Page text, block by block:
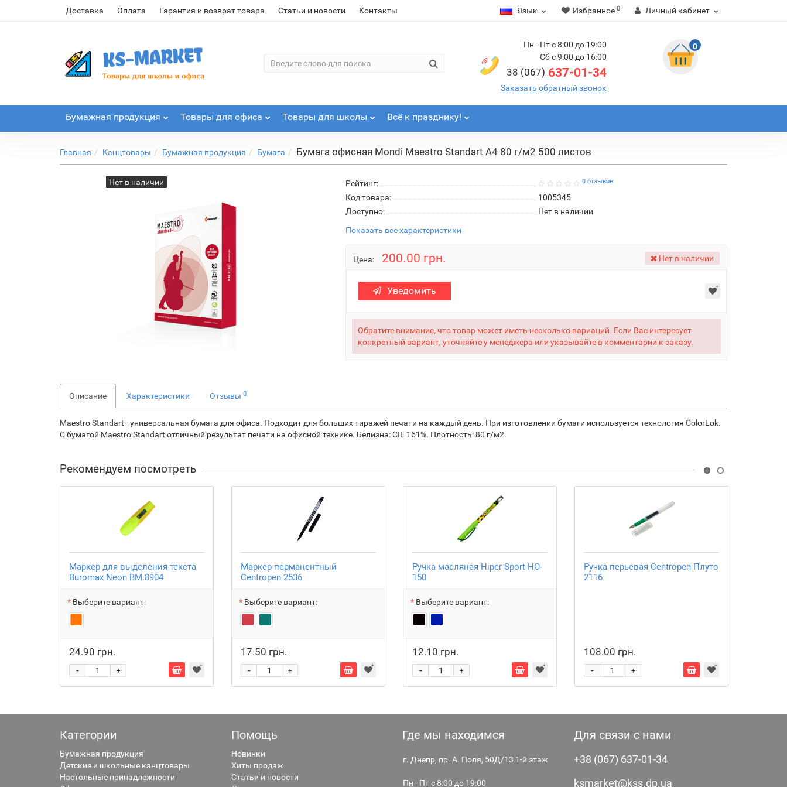
Доставка Оплата Гарантия и возврат товара Статьи и новости Контакты Язык Избранное 0 Личный кабинет
Пн - Пт с 8:00 до 19:00
Сб с 9:00 до 16:00
38 (067) 637-01-34
Заказать обратный звонок
0
Бумажная продукция Товары для офиса Товары для школы Всё к празднику!
Главная Канцтовары Бумажная продукция Бумага Бумага офисная Mondi Maestro Standart А4 80 г/м2 500 листов
Нет в наличии Рейтинг: 0 отзывов
Код товара:
1005345
Доступно:
Нет в наличии
Показать все характеристики
Цена: 200.00 грн. Нет в наличии
Уведомить
Обратите внимание, что товар может иметь несколько вариаций. Если Вас интересует
конкретный вариант, уточняйте у менеджера или указывайте в комментарии к заказу.
Описание Характеристики Отзывы 0
Maestro Standart - универсальная бумага для офиса. Подходит для больших тиражей печати на каждый день. При изготовлении бумаги используется технология ColorLok.
С бумагой Maestro Standart отличный результат печати на офисной технике. Белизна: CIE 161%. Плотность: 80 г/м2.
Рекомендуем посмотреть
Маркер для выделения текста
Buromax Neon BM.8904
Выберите вариант:
24.90 грн.
+
-
Маркер перманентный
Centropen 2536
Выберите вариант:
17.50 грн.
+
-
Ручка масляная Hiper Sport HO-
150
Выберите вариант:
12.10 грн.
+
-
Ручка перьевая Centropen Плуто
2116
108.00 грн.
+
-
Категории
Бумажная продукция
Детские и школьные канцтовары
Настольные принадлежности
Помощь
Новинки
Хиты продаж
Статьи и новости
Где мы находимся
г. Днепр, пр. А. Поля, 50Д/13 1-й этаж
Пн - Пт с 8:00 до 19:00
Для связи с нами
+38 (067) 637-01-34
ksmarket@kss.dp.ua